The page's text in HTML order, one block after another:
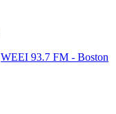
WEEI 93.7 FM - Boston